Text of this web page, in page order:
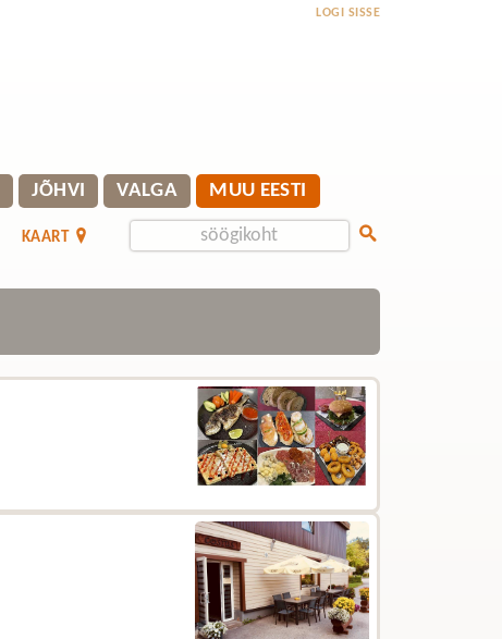
LOGI SISSE
JÕHVI VALGA MUU EESTI
KAART